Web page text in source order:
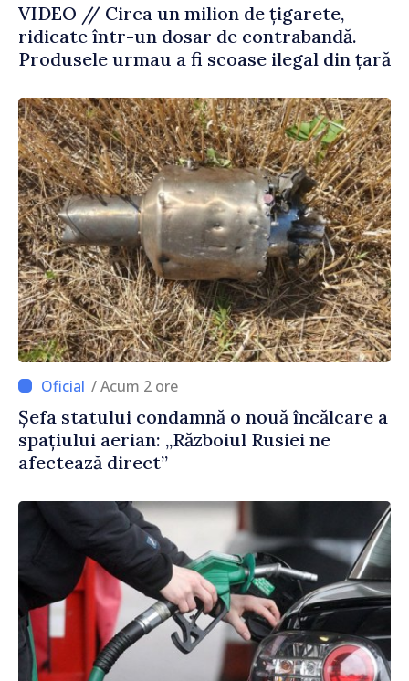
VIDEO // Circa un milion de țigarete,
ridicate într-un dosar de contrabandă.
Produsele urmau a fi scoase ilegal din țară
/ Acum 2 ore
Șefa statului condamnă o nouă încălcare a
spațiului aerian: „Războiul Rusiei ne
afectează direct”